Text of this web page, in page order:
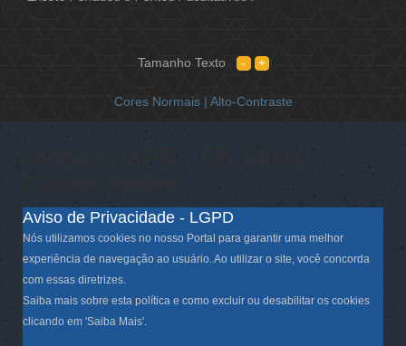
Tamanho Texto
Cores Normais | Alto-Contraste
AVISO LGPD - EB Sticky
Aviso de Privacidade - LGPD
Nós utilizamos cookies no nosso Portal para garantir uma melhor
experiência de navegação ao usuário. Ao utilizar o site, você concorda
com essas diretrizes.
Saiba mais sobre esta política e como excluir ou desabilitar os cookies
clicando em 'Saiba Mais'.